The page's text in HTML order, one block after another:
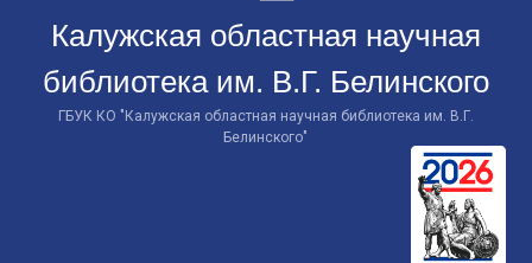
Калужская областная научная
библиотека им. В.Г. Белинского
ГБУК КО "Калужская областная научная библиотека им. В.Г.
Белинского"